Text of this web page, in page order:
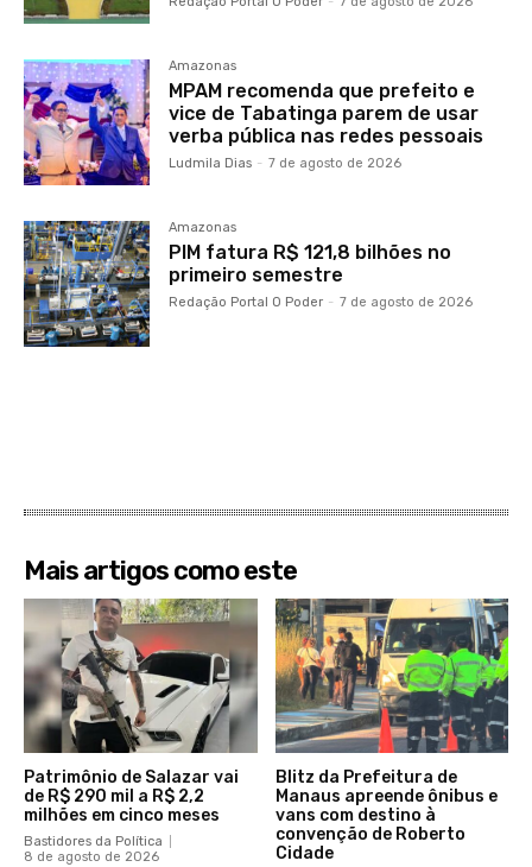
Amazonas
MPAM recomenda que prefeito e
vice de Tabatinga parem de usar
verba pública nas redes pessoais
Ludmila Dias - 7 de agosto de 2026
Amazonas
PIM fatura R$ 121,8 bilhões no
primeiro semestre
Redação Portal O Poder - 7 de agosto de 2026
Mais artigos como este
Patrimônio de Salazar vai
de R$ 290 mil a R$ 2,2
milhões em cinco meses
Bastidores da Política
8 de agosto de 2026
Blitz da Prefeitura de
Manaus apreende ônibus e
vans com destino à
convenção de Roberto
Cidade